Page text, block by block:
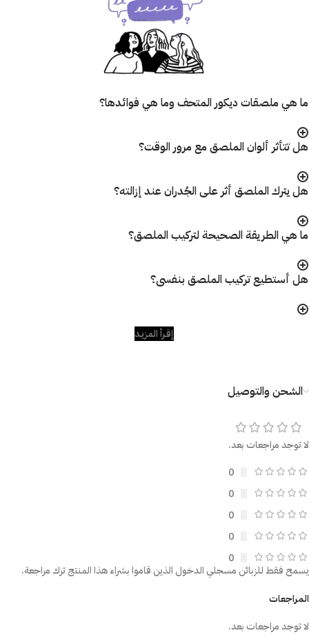
ما هي ملصقات ديكور المتحف وما هي فوائدها؟
هل تتأثر ألوان الملصق مع مرور الوقت؟
هل يترك الملصق أثر على الجُدران عند إزالته؟
ما هي الطريقة الصحيحة لتركيب الملصق؟
هل أستطيع تركيب الملصق بنفسى؟
إقـرأ المزيـد
الشحن والتوصيل
لا توجد مراجعات بعد.
0
0
0
0
0
المراجعات
لا توجد مراجعات بعد.
يسمح فقط للزبائن مسجلي الدخول الذين قاموا بشراء هذا المنتج ترك مراجعة.